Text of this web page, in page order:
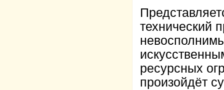
технический
ресурсных
произойдёт